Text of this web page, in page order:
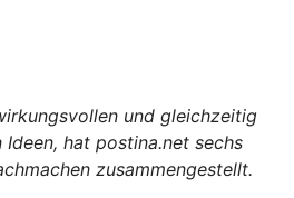
und gleichzeitig
hat postina.net sechs
zusammengestellt.